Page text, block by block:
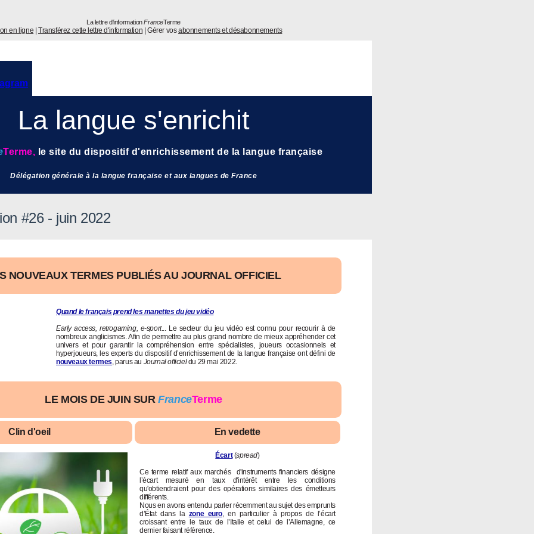
La lettre d'informationFranceTerme
en ligne
Transférez cette lettre d'information | Gérer vosabonnements et désabonnements
La langue s'enrichit
Terme, le site du dispositif d'enrichissement de la langue française
Délégation générale à la langue française et aux langues de France
#26 - juin 2022
NOUVEAUX TERMES PUBLIÉS AU JOURNAL OFFICIEL
Quand le français prend les manettes du jeu vidéo
Early access, retrogaming, e-sport... Le secteur du jeu vidéo est connu pour recourir à de
nombreux anglicismes. Afin de permettre au plus grand nombre de mieux appréhender cet
univers et pour garantir la compréhension entre spécialistes, joueurs occasionnels et
hyperjoueurs, les experts du dispositif d’enrichissement de la langue française ont défini de
nouveaux termes, parus au Journal officieldu 29 mai 2022.
LE MOIS DE JUIN SURFranceTerme
Clin d'oeil En vedette
Écart(spread)
Ce terme relatif aux marchés d'instruments financiers désigne
l’écart mesuré en taux d'intérêt entre les conditions
qu'obtiendraient pour des opérations similaires des émetteurs
différents.
Nous en avons entendu parler récemment au sujet des emprunts
d’État dans la zone euro, en particulier à propos de l’écart
croissant entre le taux de l’Italie et celui de l’Allemagne, ce
dernier faisant référence.